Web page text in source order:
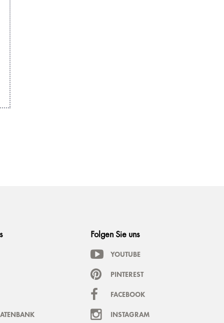
Folgen Sie uns
YOUTUBE
PINTEREST
FACEBOOK
INSTAGRAM